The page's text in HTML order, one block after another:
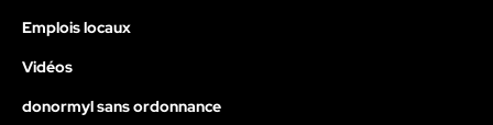
Emplois locaux
Vidéos
donormyl sans ordonnance